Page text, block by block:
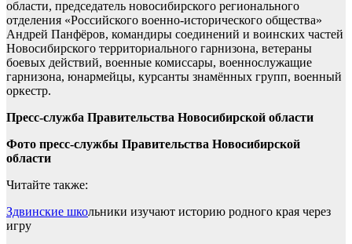
области, председатель новосибирского регионального
отделения «Российского военно-исторического общества»
Андрей Панфёров, командиры соединений и воинских частей
Новосибирского территориального гарнизона, ветераны
боевых действий, военные комиссары, военнослужащие
гарнизона, юнармейцы, курсанты знамённых групп, военный
оркестр.
Пресс-служба Правительства Новосибирской области
Фото пресс-службы Правительства Новосибирской
области
Читайте также:
Здвинские школьники изучают историю родного края через
игру